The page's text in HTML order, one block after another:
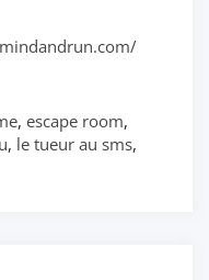
, escape room,
, le tueur au sms,